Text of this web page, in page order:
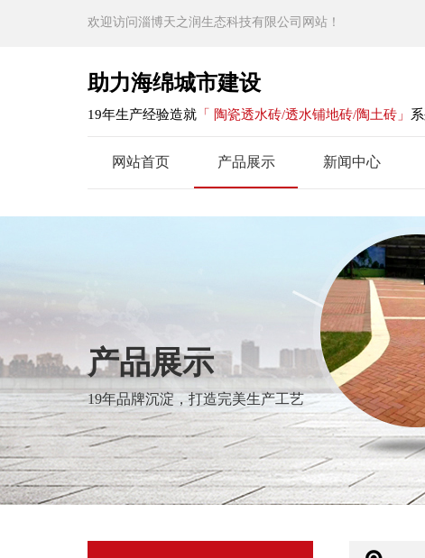
欢迎访问淄博天之润生态科技有限公司网站！
助力海绵城市建设
19年生产经验造就 「 陶瓷透水砖/透水铺地砖/陶土砖」
网站首页 产品展示 新闻中心
产品展示
19年品牌沉淀，打造完美生产工艺